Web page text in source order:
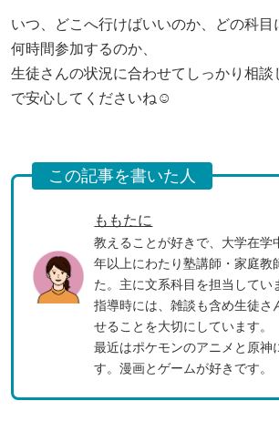
月～金曜日（祝祭日を除く
閉じる
いつ、どこへ行けばいいのか、どの科目
何時間参加するのか、
生徒さんの状況に合わせてしっかり相談
で安心してくださいね☺
この記事を書いた人
ももたに
教えることが好きで、大学在学
年以上にわたり塾講師・家庭教
た。主に文系科目を担当してい
指導時には、雑談も含め生徒さ
せることを大切にしています。
最近はポケモンのアニメと原神
す。漫画とゲームが好きです。